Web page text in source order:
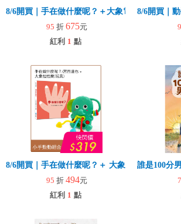
8/6開買｜手在做什麼呢？＋大象電子琴
95 折 675元
紅利 1 點
8/6開買｜
8/6開買｜手在做什麼呢？＋ 大象拉拉樂(玩具)
95 折 494元
紅利 1 點
誰是100分